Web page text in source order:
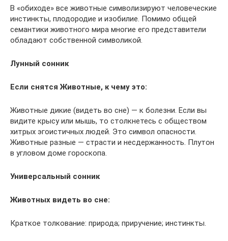
В «обиходе» все животные символизируют человеческие
инстинкты, плодородие и изобилие. Помимо общей
семантики животного мира многие его представители
обладают собственной символикой.
Лунный сонник
Если снятся Животные, к чему это:
Животные дикие (видеть во сне) — к болезни. Если вы
видите крысу или мышь, то столкнетесь с обществом
хитрых эгоистичных людей. Это символ опасности.
Животные разные — страсти и несдержанность. Плутон
в угловом доме гороскопа.
Универсальный сонник
Животных видеть во сне:
Краткое толкование: природа; приручение; инстинкты.